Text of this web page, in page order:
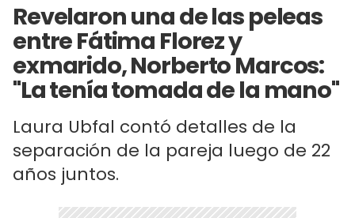
Revelaron una de las peleas
entre Fátima Florez y
exmarido, Norberto Marcos:
"La tenía tomada de la mano"
Laura Ubfal contó detalles de la
separación de la pareja luego de 22
años juntos.